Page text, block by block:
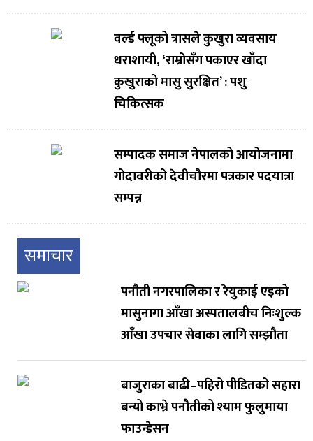
वर्ल्ड फ्लूको त्रासले कुखुरा व्यवसाय
धराशायी, ‘राम्रोसँग पकाएर खाँदा
कुखुराको मासु सुरक्षित’ : पशु
चिकित्सक
सम्पादक समाज नेपालको आयोजनामा
गोदावरीको देवीचौरमा पत्रकार पदयात्रा
सम्पन्न
समाचार
पनौती नगरपालिका र रेयुकाई एइको
मासुनागा आँखा अस्पतालबीच निःशुल्क
आँखा उपचार सेवाका लागि सम्झौता
बाजुराका बाढी–पहिरो पीडितको सहारा
बन्यो काभ्रे पनौतीको श्याम फुलुमाया
फाउन्डेसन